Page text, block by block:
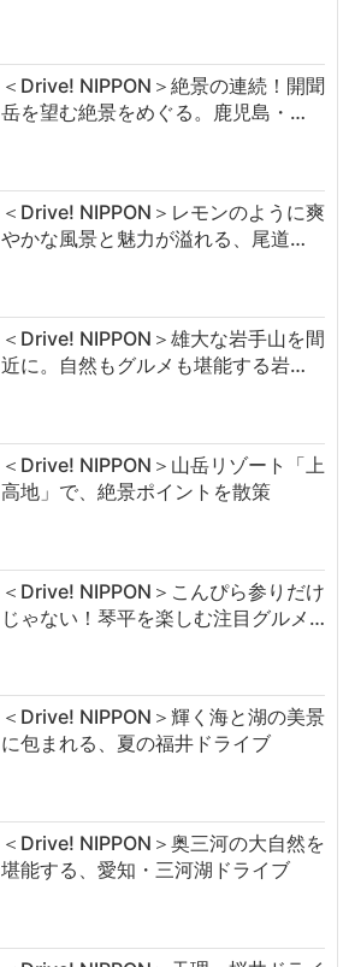
＜Drive! NIPPON＞絶景の連続！開聞
岳を望む絶景をめぐる。鹿児島・…
＜Drive! NIPPON＞レモンのように爽
やかな風景と魅力が溢れる、尾道…
＜Drive! NIPPON＞雄大な岩手山を間
近に。自然もグルメも堪能する岩…
＜Drive! NIPPON＞山岳リゾート「上
高地」で、絶景ポイントを散策
＜Drive! NIPPON＞こんぴら参りだけ
じゃない！琴平を楽しむ注目グルメ…
＜Drive! NIPPON＞輝く海と湖の美景
に包まれる、夏の福井ドライブ
＜Drive! NIPPON＞奥三河の大自然を
堪能する、愛知・三河湖ドライブ